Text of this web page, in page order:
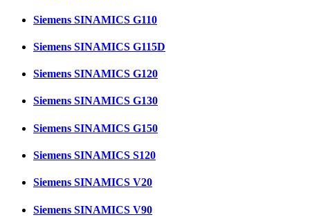
Siemens SINAMICS G110
Siemens SINAMICS G115D
Siemens SINAMICS G120
Siemens SINAMICS G130
Siemens SINAMICS G150
Siemens SINAMICS S120
Siemens SINAMICS V20
Siemens SINAMICS V90